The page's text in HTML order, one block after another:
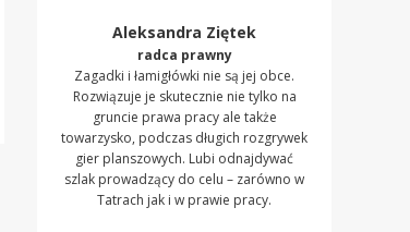
Aleksandra Ziętek
radca prawny
Zagadki i łamigłówki nie są jej obce.
Rozwiązuje je skutecznie nie tylko na
gruncie prawa pracy ale także
towarzysko, podczas długich rozgrywek
gier planszowych. Lubi odnajdywać
szlak prowadzący do celu – zarówno w
Tatrach jak i w prawie pracy.